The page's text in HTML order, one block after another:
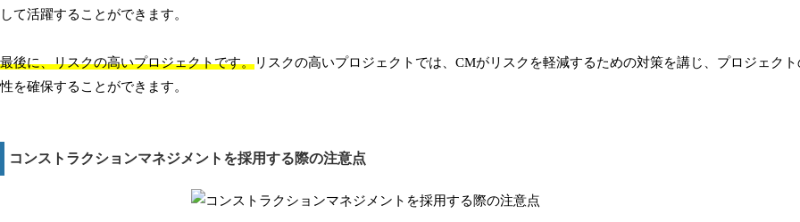
して活躍することができます。
最後に、リスクの高いプロジェクトです。リスクの高いプロジェクトでは、CMがリスクを軽減するための対策を講じ、プロジェクト
性を確保することができます。
コンストラクションマネジメントを採用する際の注意点